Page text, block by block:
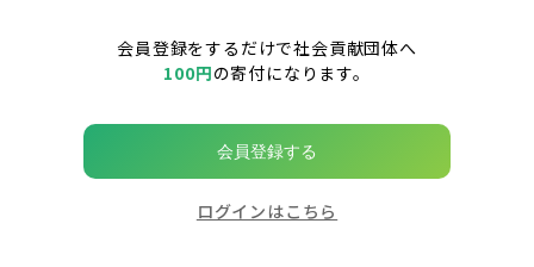
会員登録をするだけで社会貢献団体へ
100円の寄付になります。
会員登録する
ログインはこちら